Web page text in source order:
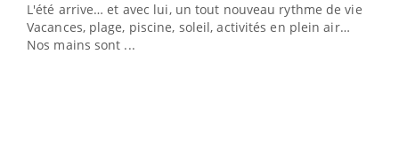
L'été arrive… et avec lui, un tout nouveau rythme de vie !
Vacances, plage, piscine, soleil, activités en plein air…
Nos mains sont ...